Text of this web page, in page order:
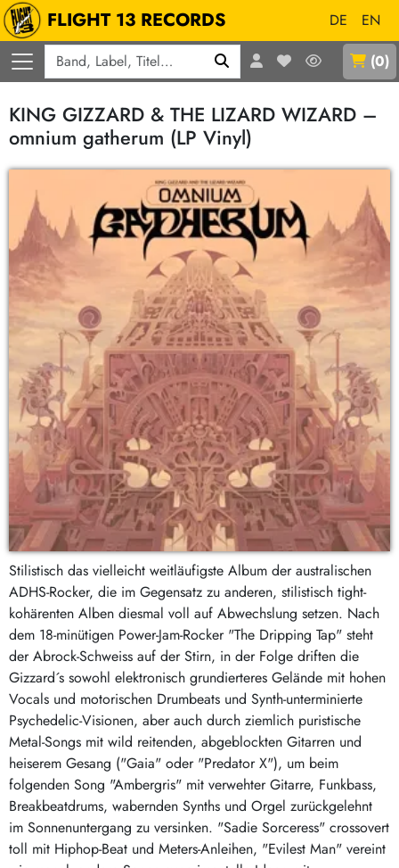
FLIGHT 13 RECORDS DE
EN
(0)
KING GIZZARD & THE LIZARD WIZARD –
omnium gatherum (LP Vinyl)
Stilistisch das vielleicht weitläufigste Album der australischen
ADHS-Rocker, die im Gegensatz zu anderen, stilistisch tight-
kohärenten Alben diesmal voll auf Abwechslung setzen. Nach
dem 18-minütigen Power-Jam-Rocker "The Dripping Tap" steht
der Abrock-Schweiss auf der Stirn, in der Folge driften die
Gizzard´s sowohl elektronisch grundierteres Gelände mit hohen
Vocals und motorischen Drumbeats und Synth-unterminierte
Psychedelic-Visionen, aber auch durch ziemlich puristische
Metal-Songs mit wild reitenden, abgeblockten Gitarren und
heiserem Gesang ("Gaia" oder "Predator X"), um beim
folgenden Song "Ambergris" mit verwehter Gitarre, Funkbass,
Breakbeatdrums, wabernden Synths und Orgel zurückgelehnt
im Sonnenuntergang zu versinken. "Sadie Sorceress" crossovert
toll mit Hiphop-Beat und Meters-Anleihen, "Evilest Man" vereint